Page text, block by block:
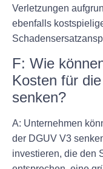
Verletzungen
ebenfalls
F: Wie
Kosten für
senken?
A: Unternehmen
der DGUV V3
investieren, die den